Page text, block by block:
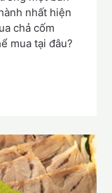
nhất hiện
chả cốm
mua tại đâu?